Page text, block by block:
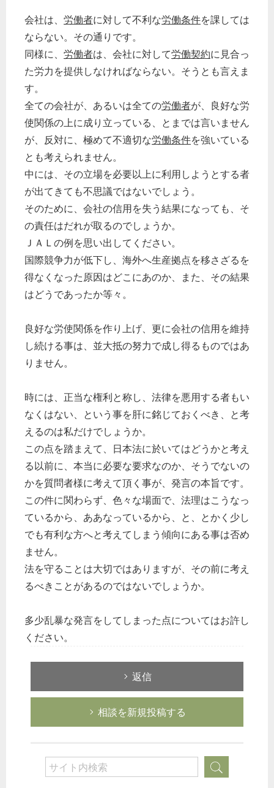
会社は、 労働者に対して不利な労働条件を課しては
ならない。その通りです。
同様に、 労働者は、会社に対して労働契約に見合っ
た労力を提供しなければならない。そうとも言えま
す。
全ての会社が、あるいは全ての労働者が、良好な労
使関係の上に成り立っている、とまでは言いません
が、反対に、極めて不適切な労働条件を強いている
とも考えられません。
中には、その立場を必要以上に利用しようとする者
が出てきても不思議ではないでしょう。
そのために、会社の信用を失う結果になっても、そ
の責任はだれが取るのでしょうか。
ＪＡＬの例を思い出してください。
国際競争力が低下し、海外へ生産拠点を移さざるを
得なくなった原因はどこにあのか、また、その結果
はどうであったか等々。
良好な労使関係を作り上げ、更に会社の信用を維持
し続ける事は、並大抵の努力で成し得るものではあ
りません。
時には、正当な権利と称し、法律を悪用する者もい
なくはない、という事を肝に銘じておくべき、と考
えるのは私だけでしょうか。
この点を踏まえて、日本法に於いてはどうかと考え
る以前に、本当に必要な要求なのか、そうでないの
かを質問者様に考えて頂く事が、発言の本旨です。
この件に関わらず、色々な場面で、法理はこうなっ
ているから、ああなっているから、と、とかく少し
でも有利な方へと考えてしまう傾向にある事は否め
ません。
法を守ることは大切ではありますが、その前に考え
るべきことがあるのではないでしょうか。
多少乱暴な発言をしてしまった点についてはお許し
ください。
返信
相談を新規投稿する
どのカテゴリーに投稿しますか？
選択してください
労務管理
企業法務
経営の知恵
総務の給湯室
秘書のノウハウ
次へ